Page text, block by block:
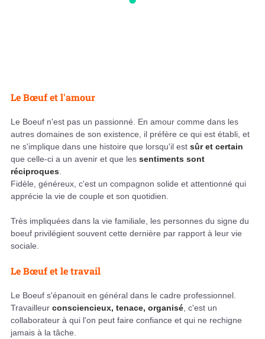
Le Bœuf et l'amour
Le Boeuf n'est pas un passionné. En amour comme dans les
autres domaines de son existence, il préfère ce qui est établi, et
ne s'implique dans une histoire que lorsqu'il est sûr et certain
que celle-ci a un avenir et que les sentiments sont
réciproques
Fidèle, généreux, c'est un compagnon solide et attentionné qui
apprécie la vie de couple et son quotidien.
Très impliquées dans la vie familiale, les personnes du signe du
boeuf privilégient souvent cette dernière par rapport à leur vie
sociale.
Le Bœuf et le travail
Le Boeuf s'épanouit en général dans le cadre professionnel.
Travailleur consciencieux, tenace, organisé , c'est un
collaborateur à qui l'on peut faire confiance et qui ne rechigne
jamais à la tâche.